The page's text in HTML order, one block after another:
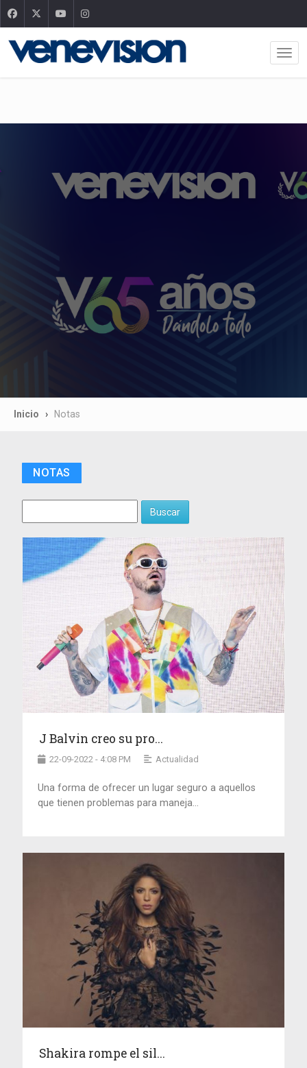
Inicio Notas
NOTAS
Buscar
J Balvin creo su pro...
22-09-2022 - 4:08 PM Actualidad
Una forma de ofrecer un lugar seguro a aquellos
que tienen problemas para maneja...
Shakira rompe el sil...